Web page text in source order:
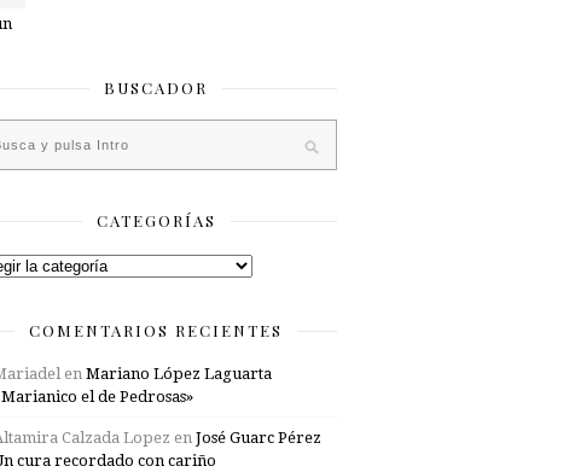
BUSCADOR
CATEGORÍAS
COMENTARIOS RECIENTES
en Mariano López Laguarta
el de Pedrosas»
Calzada Lopez en José Guarc Pérez
cura recordado con cariño